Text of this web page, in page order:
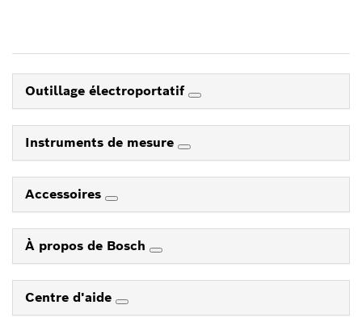
Outillage électroportatif
Instruments de mesure
Accessoires
À propos de Bosch
Centre d'aide